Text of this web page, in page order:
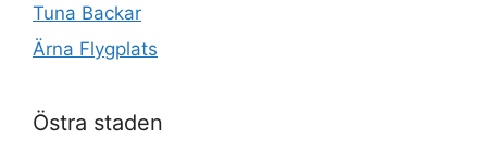
Tuna Backar
Ärna Flygplats
Östra staden